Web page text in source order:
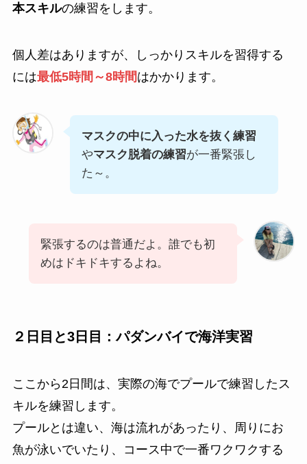
本スキルの練習をします。
個人差はありますが、しっかりスキルを習得する
には最低5時間～8時間はかかります。
マスクの中に入った水を抜く練習
やマスク脱着の練習が一番緊張し
た～。
緊張するのは普通だよ。誰でも初
めはドキドキするよね。
２日目と3日目：パダンバイで海洋実習
ここから2日間は、実際の海でプールで練習したス
キルを練習します。
プールとは違い、海は流れがあったり、周りにお
魚が泳いでいたり、コース中で一番ワクワクする